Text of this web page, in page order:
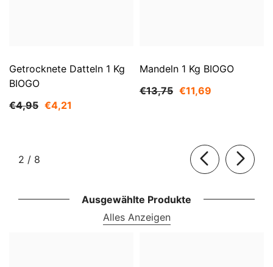
Getrocknete Datteln 1 Kg
BIOGO
€4,95 €4,21
Mandeln 1 Kg BIOGO
€13,75 €11,69
2 / von
8
Ausgewählte Produkte
Alles Anzeigen